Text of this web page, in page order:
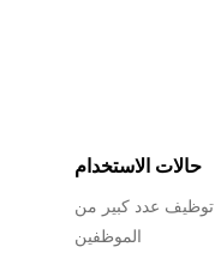
حالات الاستخدام
توظيف عدد كبير من
الموظفين